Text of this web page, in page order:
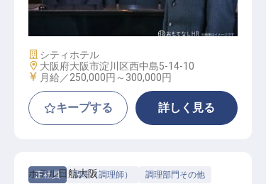
フロント
施設業態
シティホテル
勤務地
大阪府大阪市淀川区西中島5-14-10
給与
月給／250,000円～ 300,000円
キープする 詳しく見る
正社員 調理（調理師） 調理部門その他
ホテル日航大阪